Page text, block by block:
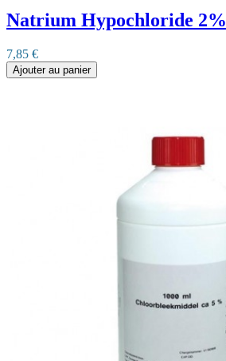
Natrium Hypochloride 2%
7,85 €
Ajouter au panier